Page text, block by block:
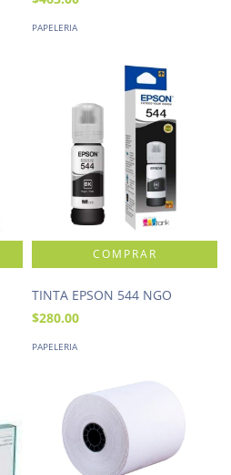
PAPELERIA
TINTA EPSON 544 NGO
$280.00
PAPELERIA